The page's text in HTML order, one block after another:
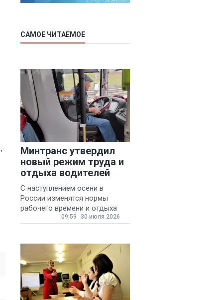
САМОЕ ЧИТАЕМОЕ
Минтранс утвердил
новый режим труда и
отдыха водителей
С наступлением осени в
России изменятся нормы
рабочего времени и отдыха
для автомобилистов.
09:59 30 июля 2026